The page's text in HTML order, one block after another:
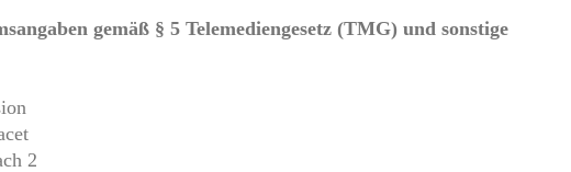
gemäß § 5 Telemediengesetz (TMG) und sonstige
2